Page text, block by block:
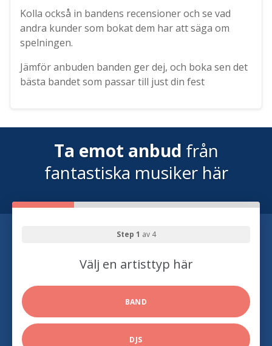
Kolla också in bandens recensioner och se vad
andra kunder som bokat dem har att säga om
spelningen.
Jämför anbuden banden ger dej, och boka sen det
bästa bandet som passar till just din fest
Ta emot anbud från
fantastiska musiker här
Step 1 av 4
Välj en artisttyp här
BAND
DJS